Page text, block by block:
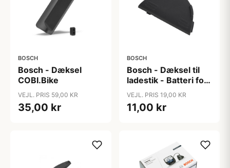
BOSCH
Bosch - Dæksel
COBI.Bike
VEJL. PRIS 59,00 KR
35,00 kr
BOSCH
Bosch - Dæksel til
ladestik - Batteri for
bagagebærer
VEJL. PRIS 19,00 KR
11,00 kr